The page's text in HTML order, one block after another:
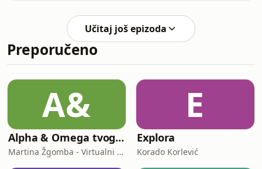
fantastika, Star Trek, Dosje X, “Dva
neba” autor Chris Wooding, serijal o
klonici Amy autorice Marilyn Kaye,
domestic thrille
ovoga podžanra?U epizodi se
spominju:Midsommar, Adam Nevill
roman “The Ritual”, Stephen King, Joe
Hill, antologija “Bog People: a working
Williamson, tv serija The Red King,
film i priča “Candyman” (autor Clive
Barker
Učitaj još epizoda
Preporučeno
A&
Alpha & Omega tvog poslovanja
Martina Žgomba - Virtualni Asistent & VA Biznis Mentor
E
Explora
Korado Korlević